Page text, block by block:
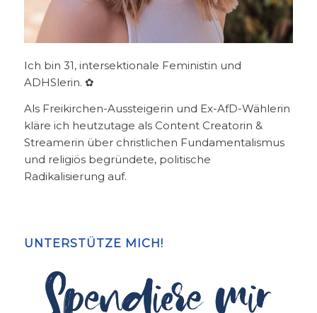
Ich bin 31, intersektionale Feministin und
ADHSlerin. ✿
Als Freikirchen-Aussteigerin und Ex-AfD-Wählerin
kläre ich heutzutage als Content Creatorin &
Streamerin über christlichen Fundamentalismus
und religiös begründete, politische
Radikalisierung auf.
UNTERSTÜTZE MICH!